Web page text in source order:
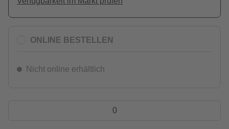
ONLINE BESTELLEN
Nicht online erhältlich